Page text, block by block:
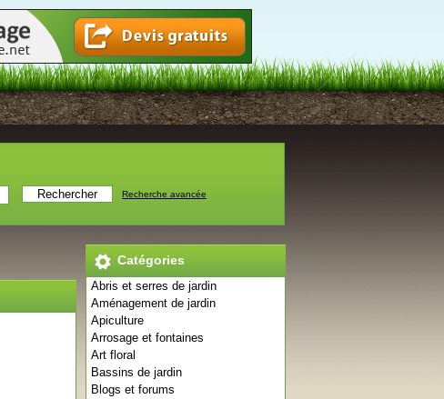
Recherche avancée
Catégories
Abris et serres de jardin
Aménagement de jardin
Apiculture
Arrosage et fontaines
Art floral
Bassins de jardin
Blogs et forums